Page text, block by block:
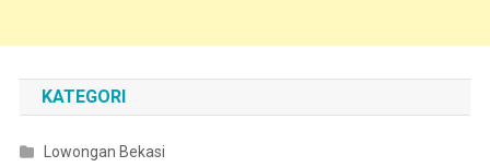
KATEGORI
Lowongan Bekasi